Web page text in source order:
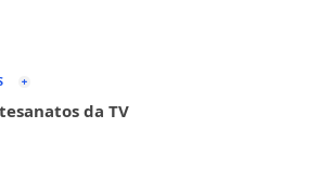
da TV